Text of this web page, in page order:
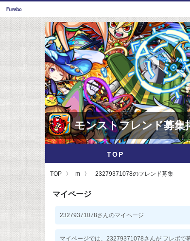
モンストフレンド募集
TOP
TOP m 23279371078のフレンド募集
マイページ
23279371078さんのマイページ
マイページでは、23279371078さんが フレボで